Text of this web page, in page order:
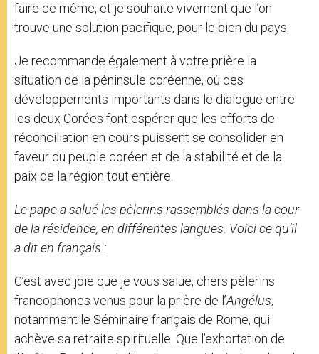
faire de même, et je souhaite vivement que l’on
trouve une solution pacifique, pour le bien du pays.
Je recommande également à votre prière la
situation de la péninsule coréenne, où des
développements importants dans le dialogue entre
les deux Corées font espérer que les efforts de
réconciliation en cours puissent se consolider en
faveur du peuple coréen et de la stabilité et de la
paix de la région tout entière.
Le pape a salué les pèlerins rassemblés dans la cour
de la résidence, en différentes langues. Voici ce qu’il
a dit en français :
C’est avec joie que je vous salue, chers pèlerins
francophones venus pour la prière de l’Angélus,
notamment le Séminaire français de Rome, qui
achève sa retraite spirituelle. Que l’exhortation de